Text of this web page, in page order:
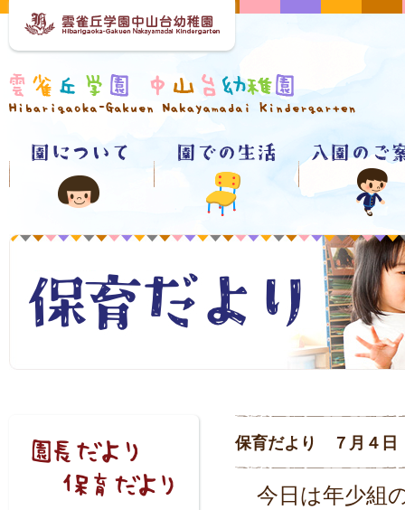
保育だより ７月４
今日は年少組